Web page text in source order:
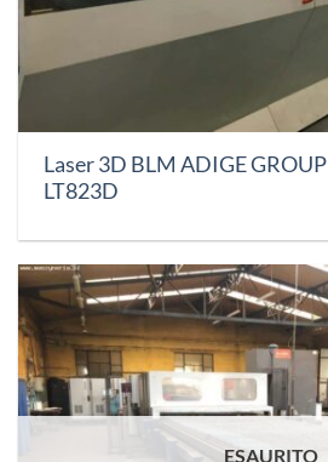
Laser 3D BLM ADIGE GROUP
LT823D
ESAURITO